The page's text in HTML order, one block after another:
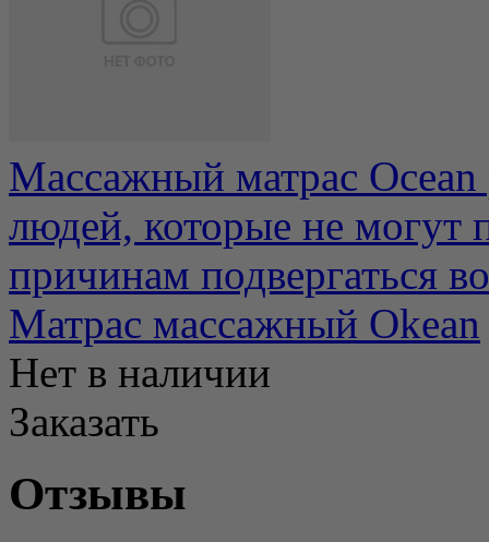
Массажный матрас Ocean
людей, которые не могут
причинам подвергаться
Матрас массажный Okean
Нет в наличии
Заказать
Отзывы